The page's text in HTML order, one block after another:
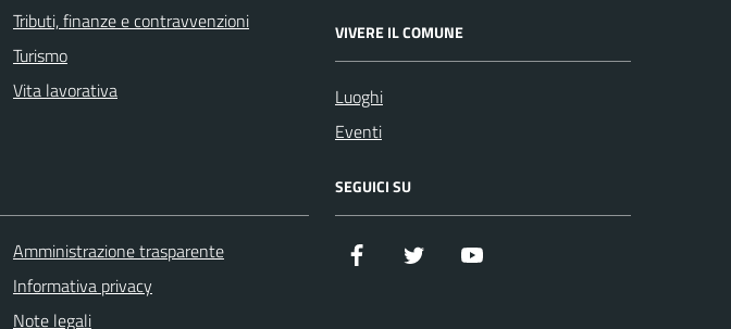
Tributi, finanze e contravvenzioni
Turismo
Vita lavorativa
VIVERE IL COMUNE
Luoghi
Eventi
Amministrazione trasparente
Informativa privacy
Note legali
SEGUICI SU
Facebook Twitter